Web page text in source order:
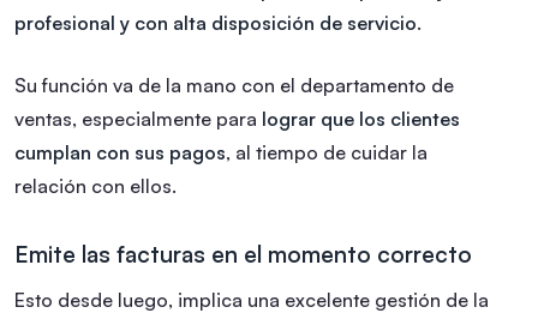
profesional y con alta disposición de servicio.
Su función va de la mano con el departamento de
ventas, especialmente para lograr que los clientes
cumplan con sus pagos, al tiempo de cuidar la
relación con ellos.
Emite las facturas en el momento correcto
Esto desde luego, implica una excelente gestión de la